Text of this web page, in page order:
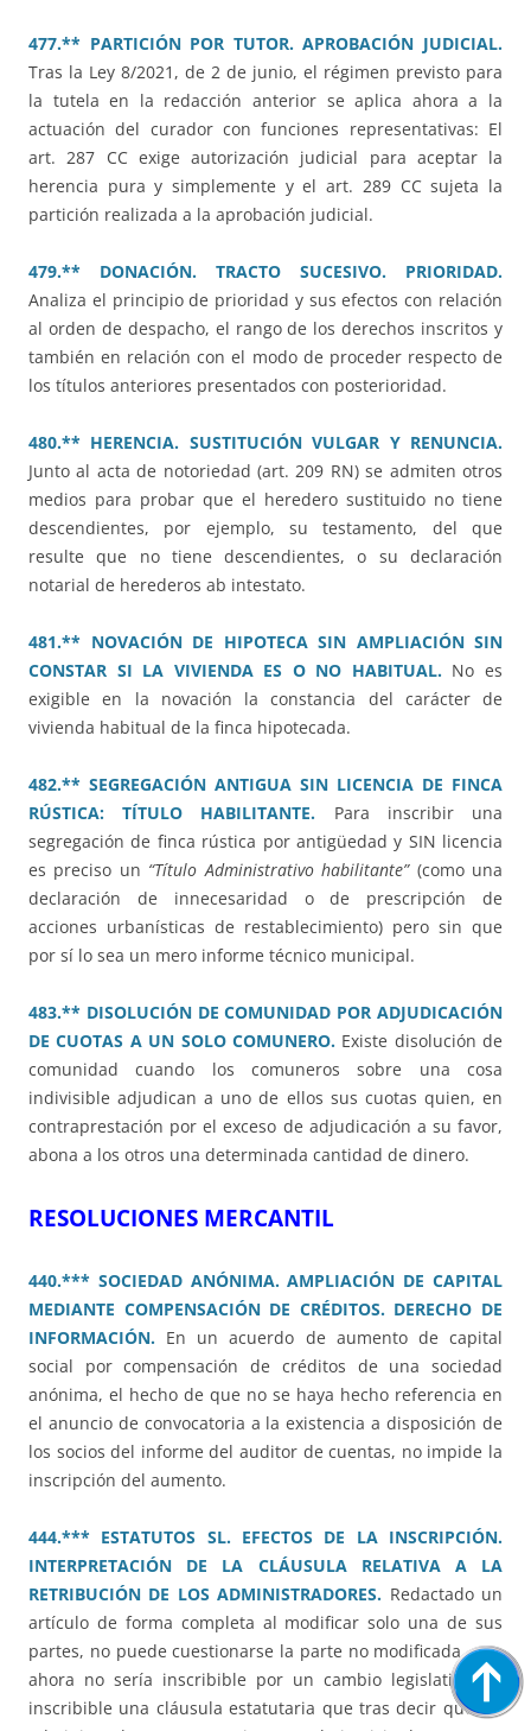
477.** PARTICIÓN POR TUTOR. APROBACIÓN JUDICIAL.
Tras la Ley 8/2021, de 2 de junio, el régimen previsto para
la tutela en la redacción anterior se aplica ahora a la
actuación del curador con funciones representativas: El
art. 287 CC exige autorización judicial para aceptar la
herencia pura y simplemente y el art. 289 CC sujeta la
partición realizada a la aprobación judicial.
479.** DONACIÓN. TRACTO SUCESIVO. PRIORIDAD.
Analiza el principio de prioridad y sus efectos con relación
al orden de despacho, el rango de los derechos inscritos y
también en relación con el modo de proceder respecto de
los títulos anteriores presentados con posterioridad.
480.** HERENCIA. SUSTITUCIÓN VULGAR Y RENUNCIA.
Junto al acta de notoriedad (art. 209 RN) se admiten otros
medios para probar que el heredero sustituido no tiene
descendientes, por ejemplo, su testamento, del que
resulte que no tiene descendientes, o su declaración
notarial de herederos ab intestato.
481.** NOVACIÓN DE HIPOTECA SIN AMPLIACIÓN SIN
CONSTAR SI LA VIVIENDA ES O NO HABITUAL. No es
exigible en la novación la constancia del carácter de
vivienda habitual de la finca hipotecada.
482.** SEGREGACIÓN ANTIGUA SIN LICENCIA DE FINCA
RÚSTICA: TÍTULO HABILITANTE. Para inscribir una
segregación de finca rústica por antigüedad y SIN licencia
es preciso un “Título Administrativo habilitante”(como una
declaración de innecesaridad o de prescripción de
acciones urbanísticas de restablecimiento) pero sin que
por sí lo sea un mero informe técnico municipal.
483.** DISOLUCIÓN DE COMUNIDAD POR ADJUDICACIÓN
DE CUOTAS A UN SOLO COMUNERO. Existe disolución de
comunidad cuando los comuneros sobre una cosa
indivisible adjudican a uno de ellos sus cuotas quien, en
contraprestación por el exceso de adjudicación a su favor,
abona a los otros una determinada cantidad de dinero.
RESOLUCIONES MERCANTIL
440.*** SOCIEDAD ANÓNIMA. AMPLIACIÓN DE CAPITAL
MEDIANTE COMPENSACIÓN DE CRÉDITOS. DERECHO DE
INFORMACIÓN. En un acuerdo de aumento de capital
social por compensación de créditos de una sociedad
anónima, el hecho de que no se haya hecho referencia en
el anuncio de convocatoria a la existencia a disposición de
los socios del informe del auditor de cuentas, no impide la
inscripción del aumento.
444.*** ESTATUTOS SL. EFECTOS DE LA INSCRIPCIÓN.
INTERPRETACIÓN DE LA CLÁUSULA RELATIVA A LA
RETRIBUCIÓN DE LOS ADMINISTRADORES. Redactado un
artículo de forma completa al modificar solo una de sus
partes, no puede cuestionarse la parte no modificada, que
ahora no sería inscribible por un cambio legislativo. Es
inscribible una cláusula estatutaria que tras decir que los